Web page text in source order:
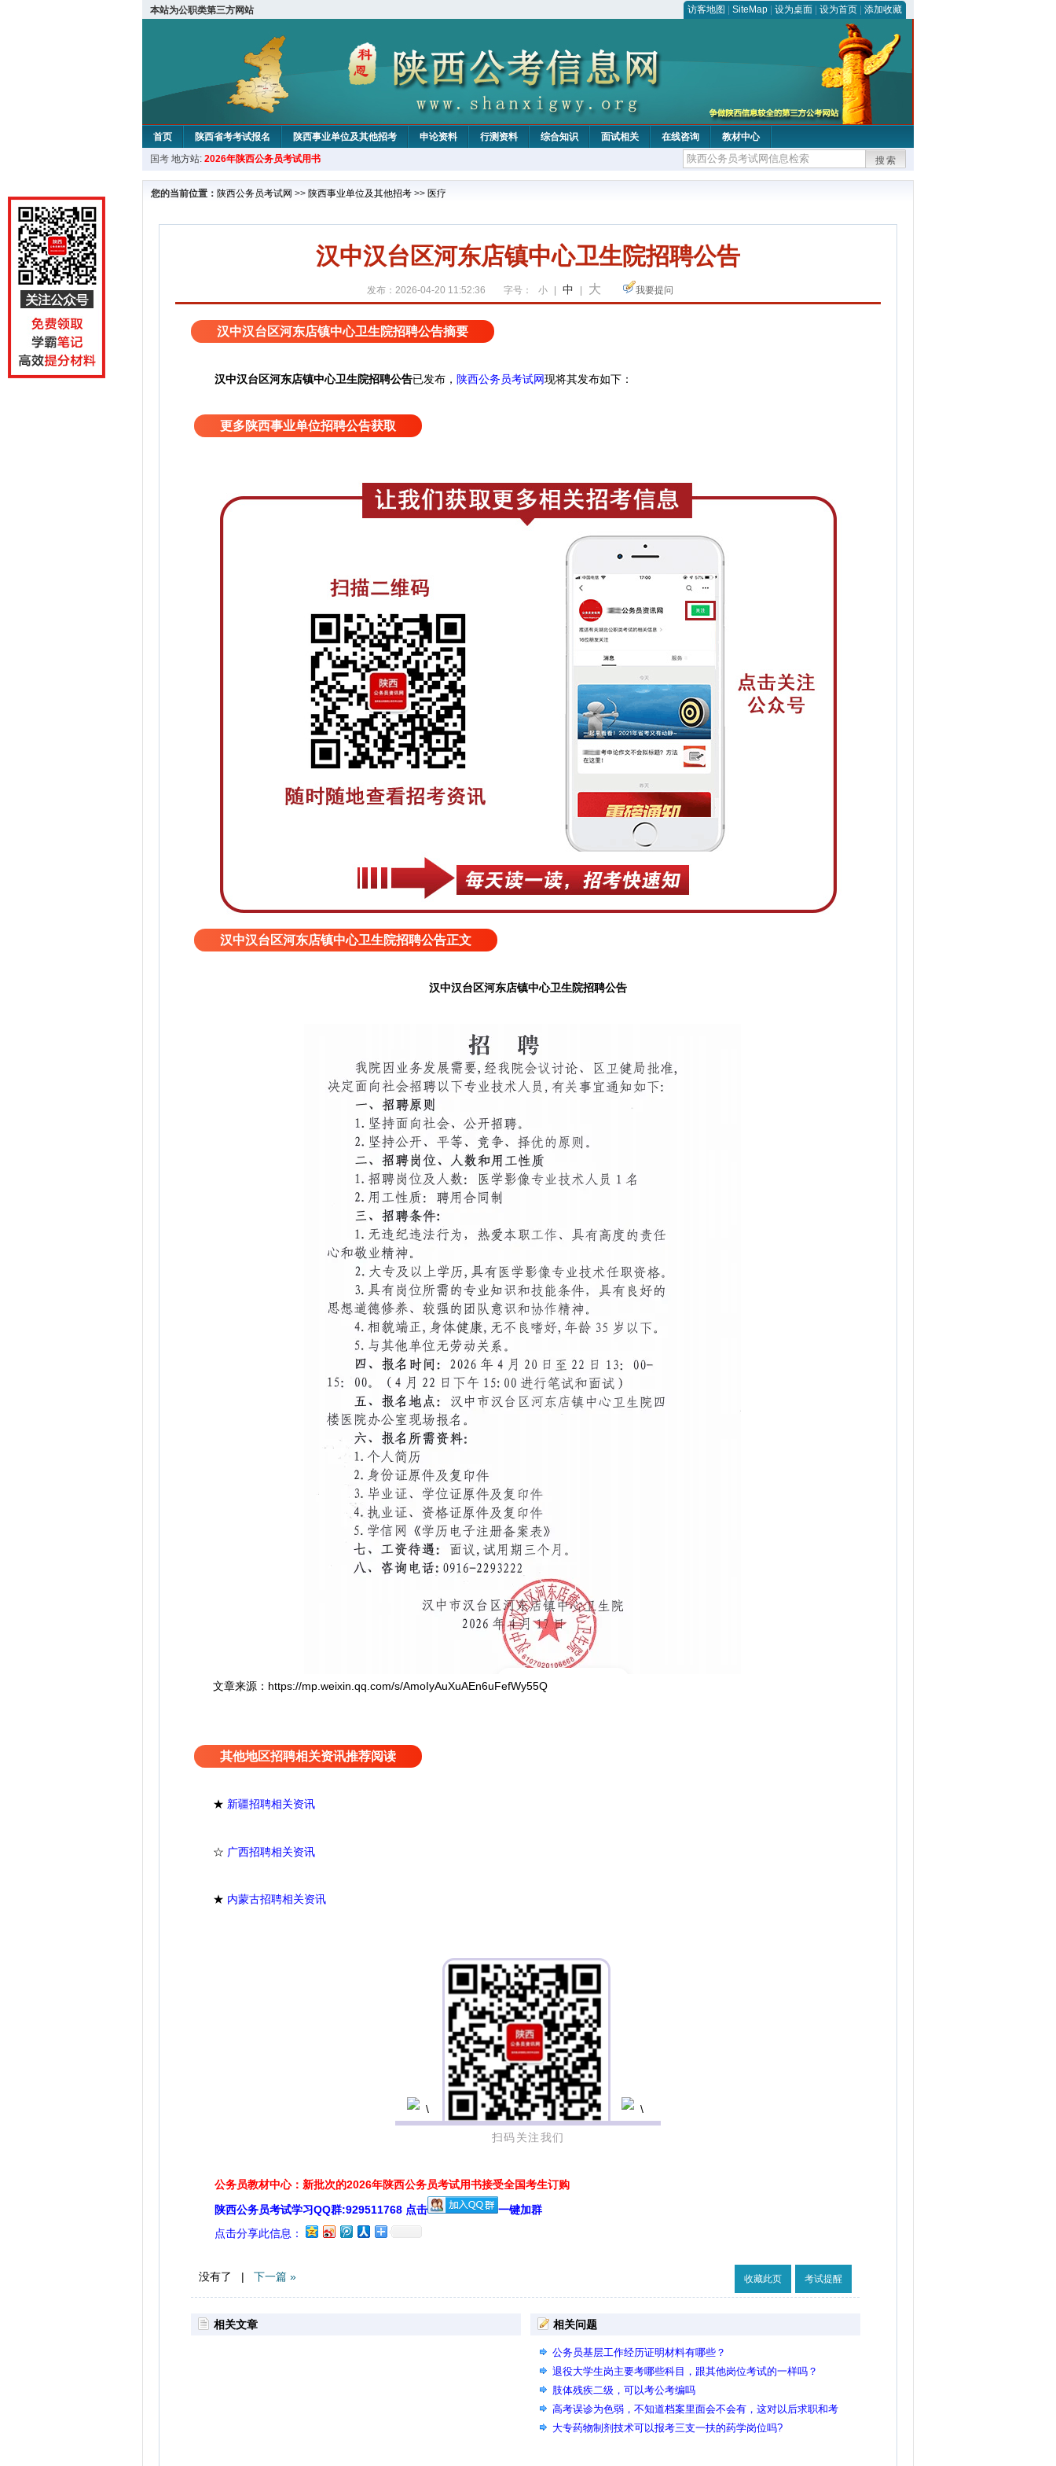
本站为公职类第三方网站 访客地图 SiteMap 设为桌面 设为首页 添加收藏
首页 陕西省考考试报名 陕西事业单位及其他招考 申论资料 行测资料 综合知识 面试相关 在线咨询
教材中心
国考 地方站: 2026年陕西公务员考试用书 搜索
您的当前位置： 陕西公务员考试网 >> 陕西事业单位及其他招考 >> 医疗
汉中汉台区河东店镇中心卫生院招聘公告
发布：2026-04-20 11:52:36 字号： 小 中 大 我要提问
汉中汉台区河东店镇中心卫生院招聘公告摘要
汉中汉台区河东店镇中心卫生院招聘公告已发布， 陕西公务员考试网现将其发布如下：
更多陕西事业单位招聘公告获取
汉中汉台区河东店镇中心卫生院招聘公告正文
汉中汉台区河东店镇中心卫生院招聘公告
文章来源：https://mp.weixin.qq.com/s/AmoIyAuXuAEn6uFefWy55Q
其他地区招聘相关资讯推荐阅读
★ 新疆招聘相关资讯
☆ 广西招聘相关资讯
★ 内蒙古招聘相关资讯
扫码关注我们
公务员教材中心：新批次的2026年陕西公务员考试用书接受全国考生订购
陕西公务员考试学习QQ群:929511768 点击
一键加群
点击分享此信息：
没有了 | 下一篇 » 收藏此页 考试提醒
相关文章 相关问题
公务员基层工作经历证明材料有哪些？
退役大学生岗主要考哪些科目，跟其他岗位考试的一样吗？
肢体残疾二级，可以考公考编吗
高考误诊为色弱，不知道档案里面会不会有，这对以后求职和考
试有影响吗，我现在去医院检查不是色弱，当时高中不懂就没去
大专药物制剂技术可以报考三支一扶的药学岗位吗?